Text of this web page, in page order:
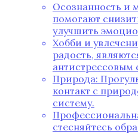
Осознанность и
помогают
улучшить
Хобби и
радость,
антистрессовым
Природа:
контакт с
систему.
стесняйтесь